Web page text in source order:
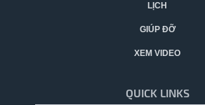
LỊCH
GIÚP ĐỠ
XEM VIDEO
QUICK LINKS